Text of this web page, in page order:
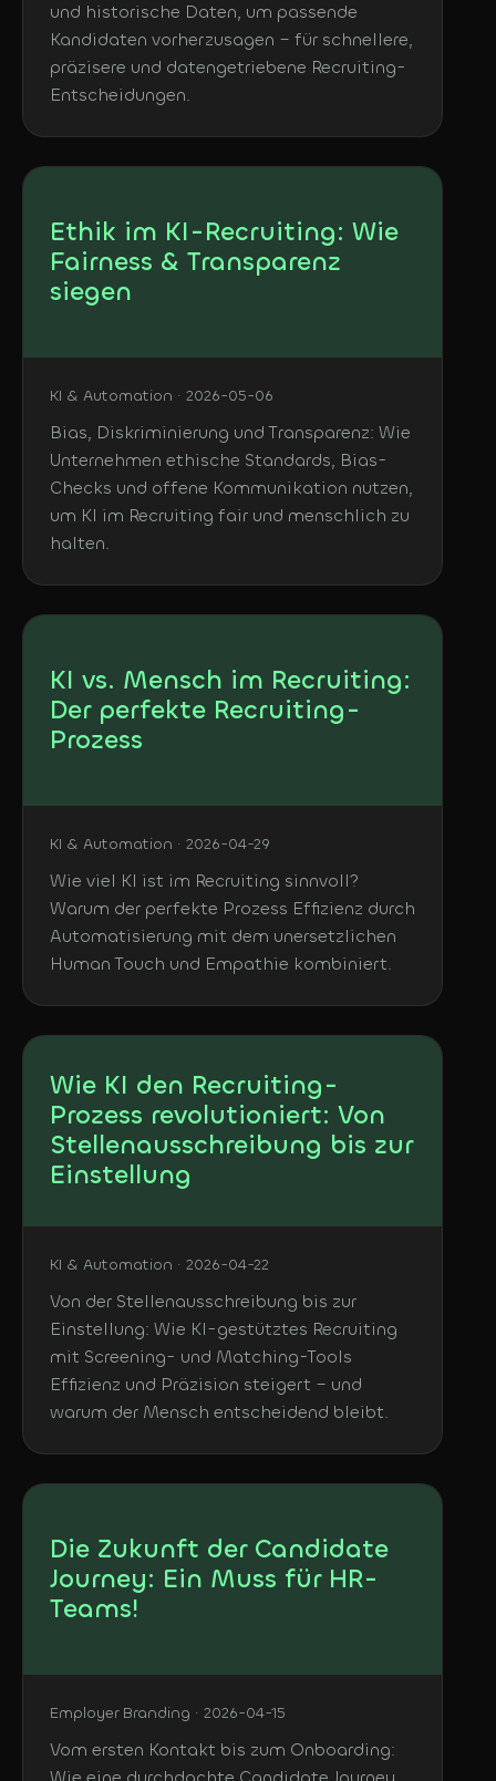
und historische Daten, um passende
Kandidaten vorherzusagen – für schnellere,
präzisere und datengetriebene Recruiting-
Entscheidungen.
Ethik im KI-Recruiting: Wie
Fairness & Transparenz
siegen
KI & Automation · 2026-05-06
Bias, Diskriminierung und Transparenz: Wie
Unternehmen ethische Standards, Bias-
Checks und offene Kommunikation nutzen,
um KI im Recruiting fair und menschlich zu
halten.
KI vs. Mensch im Recruiting:
Der perfekte Recruiting-
Prozess
KI & Automation · 2026-04-29
Wie viel KI ist im Recruiting sinnvoll?
Warum der perfekte Prozess Effizienz durch
Automatisierung mit dem unersetzlichen
Human Touch und Empathie kombiniert.
Wie KI den Recruiting-
Prozess revolutioniert: Von
Stellenausschreibung bis zur
Einstellung
KI & Automation · 2026-04-22
Von der Stellenausschreibung bis zur
Einstellung: Wie KI-gestütztes Recruiting
mit Screening- und Matching-Tools
Effizienz und Präzision steigert – und
warum der Mensch entscheidend bleibt.
Die Zukunft der Candidate
Journey: Ein Muss für HR-
Teams!
Employer Branding · 2026-04-15
Vom ersten Kontakt bis zum Onboarding: